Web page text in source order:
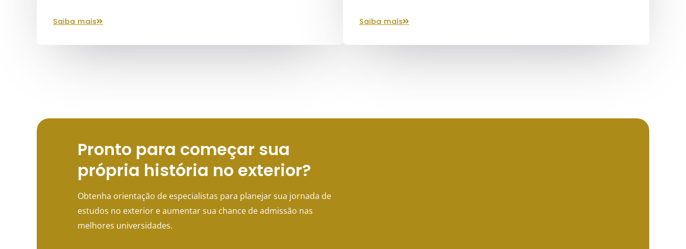
saiba mais saiba mais
Pronto para começar sua
própria história no exterior?
Obtenha orientação de especialistas para planejar sua jornada de
estudos no exterior e aumentar sua chance de admissão nas
melhores universidades.